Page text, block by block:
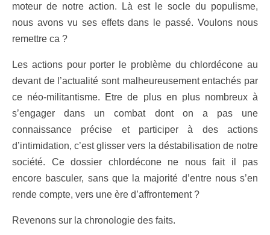
moteur de notre action. Là est le socle du populisme,
nous avons vu ses effets dans le passé. Voulons nous
remettre ca ?
Les actions pour porter le problème du chlordécone au
devant de l’actualité sont malheureusement entachés par
ce néo-militantisme. Etre de plus en plus nombreux à
s’engager dans un combat dont on a pas une
connaissance précise et participer à des actions
d’intimidation, c’est glisser vers la déstabilisation de notre
société. Ce dossier chlordécone ne nous fait il pas
encore basculer, sans que la majorité d’entre nous s’en
rende compte, vers une ère d’affrontement ?
Revenons sur la chronologie des faits.